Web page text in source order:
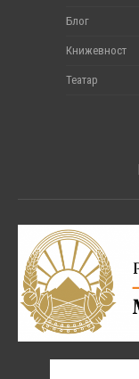
Блог
Книжевност
Театар